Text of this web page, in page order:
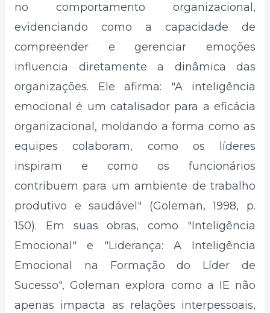
no comportamento organizacional,
evidenciando como a capacidade de
compreender e gerenciar emoções
influencia diretamente a dinâmica das
organizações. Ele afirma: "A inteligência
emocional é um catalisador para a eficácia
organizacional, moldando a forma como as
equipes colaboram, como os líderes
inspiram e como os funcionários
contribuem para um ambiente de trabalho
produtivo e saudável" (Goleman, 1998, p.
150). Em suas obras, como "Inteligência
Emocional" e "Liderança: A Inteligência
Emocional na Formação do Líder de
Sucesso", Goleman explora como a IE não
apenas impacta as relações interpessoais,